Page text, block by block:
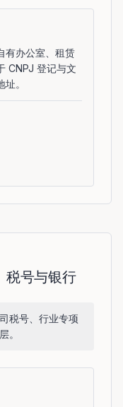
办公室、租赁
CNPJ 登记与文
。
号与银行
税号、行业专项
。